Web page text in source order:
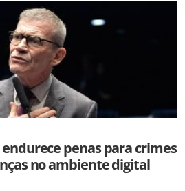
penas para crimes
no ambiente digital